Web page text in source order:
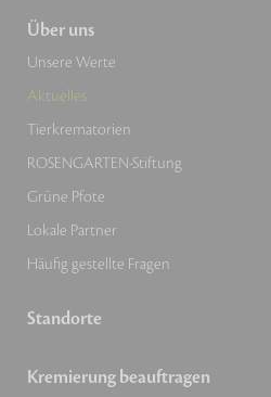
Über uns
Unsere Werte
Aktuelles
Tierkrematorien
ROSENGARTEN-Stiftung
Grüne Pfote
Lokale Partner
Häufig gestellte Fragen
Standorte
Kremierung beauftragen